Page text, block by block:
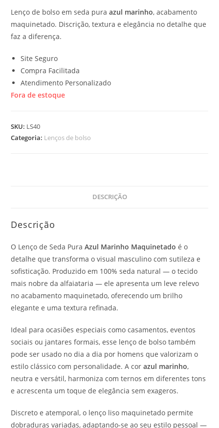
Lenço de bolso em seda puraazul marinho, acabamento
maquinetado. Discrição, textura e elegância no detalhe que
faz a diferença.
Site Seguro
Compra Facilitada
Atendimento Personalizado
Fora de estoque
SKU: LS40
Categoria: Lenços de bolso
DESCRIÇÃO
Descrição
O Lenço de Seda PuraAzul Marinho Maquinetado é o
detalhe que transforma o visual masculino com sutileza e
sofisticação. Produzido em 100% seda natural — o tecido
mais nobre da alfaiataria — ele apresenta um leve relevo
no acabamento maquinetado, oferecendo um brilho
elegante e uma textura refinada.
Ideal para ocasiões especiais como casamentos, eventos
sociais ou jantares formais, esse lenço de bolso também
pode ser usado no dia a dia por homens que valorizam o
estilo clássico com personalidade. A corazul marinho,
neutra e versátil, harmoniza com ternos em diferentes tons
e acrescenta um toque de elegância sem exageros.
Discreto e atemporal, o lenço liso maquinetado permite
dobraduras variadas, adaptando-se ao seu estilo pessoal —